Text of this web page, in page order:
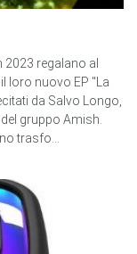
2023 regalano al
loro nuovo EP "La
da Salvo Longo,
gruppo Amish.
trasfo...